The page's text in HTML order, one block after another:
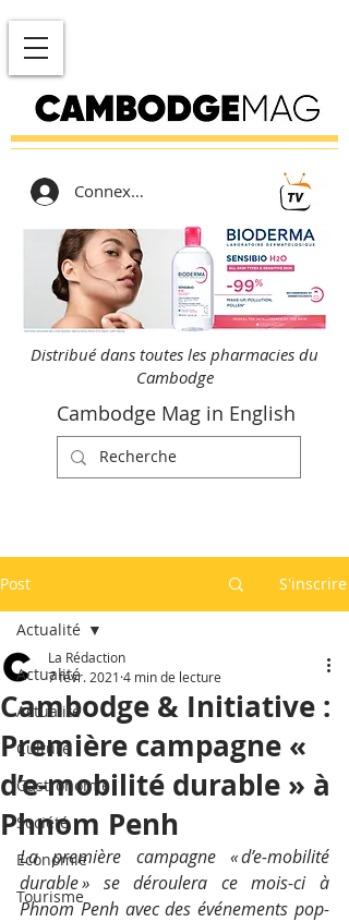
Connexion
Distribué dans toutes les pharmacies du
Cambodge
Cambodge Mag in English
Post S'inscrire
Actualité
Actualité
Culture
Gastronomie
Société
Economie
Tourisme
Actualité
Cambodge & Initiative :
Première campagne «
d’e-mobilité durable » à
Phnom Penh
La Rédaction
7 févr. 2021 4 min de lecture
La première campagne « d’e-mobilité
durable » se déroulera ce mois-ci à
Phnom Penh avec des événements pop-